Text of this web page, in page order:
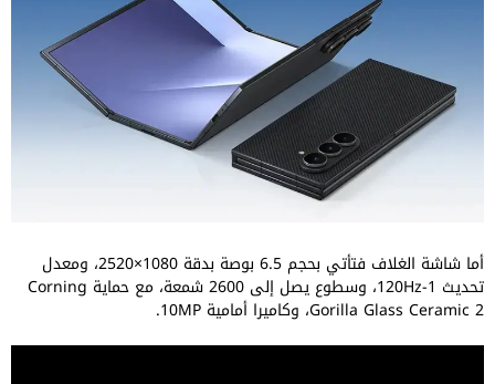
أما شاشة الغلاف فتأتي بحجم 6.5 بوصة بدقة 1080×2520، ومعدل
تحديث 1-120Hz، وسطوع يصل إلى 2600 شمعة، مع حماية Corning
Gorilla Glass Ceramic 2، وكاميرا أمامية 10MP.